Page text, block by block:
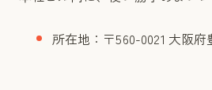
所在地：〒560-0021 大阪